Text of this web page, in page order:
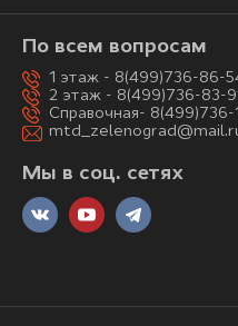
Мы в соц. сетях
По всем вопросам
1 этаж - 8(499)736-86-
2 этаж - 8(499)736-83-
Справочная- 8(499)736-